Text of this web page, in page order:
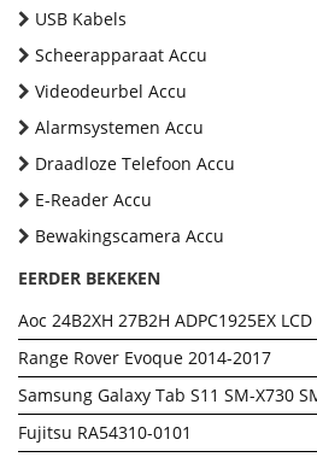
USB Kabels
Scheerapparaat Accu
Videodeurbel Accu
Alarmsystemen Accu
Draadloze Telefoon Accu
E-Reader Accu
Bewakingscamera Accu
EERDER BEKEKEN
Aoc 24B2XH 27B2H ADPC1925EX
Range Rover Evoque 2014-2017
Samsung Galaxy Tab S11 SM-X730
Fujitsu RA54310-0101